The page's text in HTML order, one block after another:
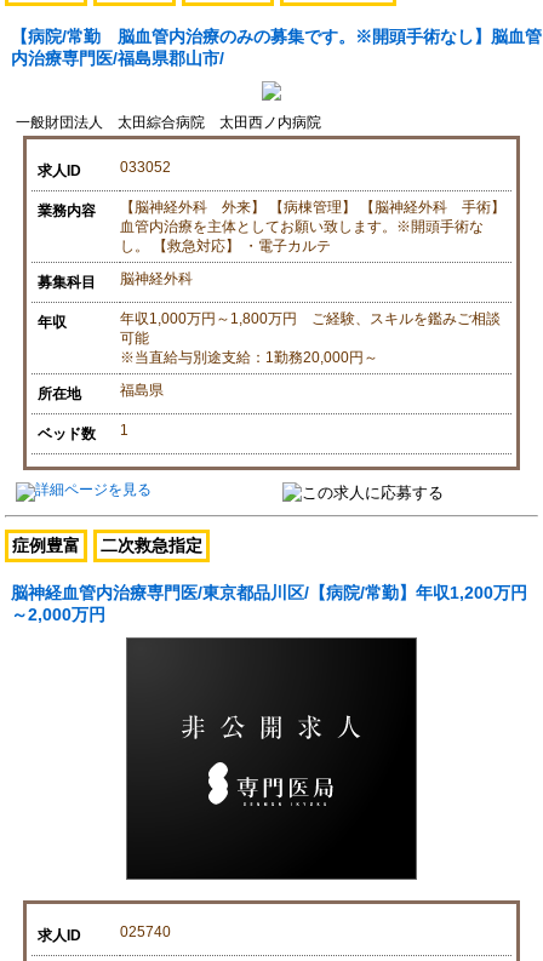
【病院/常勤 脳血管内治療のみの募集です。※開頭手術なし】脳血管
内治療専門医/福島県郡山市/
一般財団法人 太田綜合病院 太田西ノ内病院
求人ID 033052
業務内容
【脳神経外科 外来】 【病棟管理】 【脳神経外科 手術】
血管内治療を主体としてお願い致します。※開頭手術な
し。 【救急対応】 ・電子カルテ
募集科目 脳神経外科
年収
年収1,000万円～1,800万円 ご経験、スキルを鑑みご相談
可能
※当直給与別途支給：1勤務20,000円～
所在地 福島県
ベッド数 1
症例豊富 二次救急指定
脳神経血管内治療専門医/東京都品川区/【病院/常勤】年収1,200万円
～2,000万円
求人ID 025740